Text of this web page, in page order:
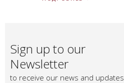
Sign up to our
Newsletter
to receive our news and updates